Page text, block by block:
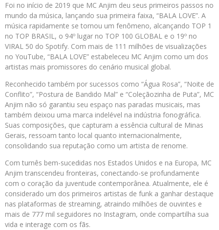
Foi no início de 2019 que MC Anjim deu seus primeiros passos no
mundo da música, lançando sua primeira faixa, “BALA LOVE”. A
música rapidamente se tornou um fenômeno, alcançando TOP 1
no TOP BRASIL, o 94º lugar no TOP 100 GLOBAL e o 19º no
VIRAL 50 do Spotify. Com mais de 111 milhões de visualizações
no YouTube, “BALA LOVE” estabeleceu MC Anjim como um dos
artistas mais promissores do cenário musical global.
Reconhecido também por sucessos como “Água Rosa”, “Noite de
Conflito”, “Postura de Bandido Mal” e “Coleçãozinha de Puta”, MC
Anjim não só garantiu seu espaço nas paradas musicais, mas
também deixou uma marca indelével na indústria fonográfica.
Suas composições, que capturam a essência cultural de Minas
Gerais, ressoam tanto local quanto internacionalmente,
consolidando sua reputação como um artista de renome.
Com turnês bem-sucedidas nos Estados Unidos e na Europa, MC
Anjim transcendeu fronteiras, conectando-se profundamente
com o coração da juventude contemporânea. Atualmente, ele é
considerado um dos primeiros artistas de funk a ganhar destaque
nas plataformas de streaming, atraindo milhões de ouvintes e
mais de 777 mil seguidores no Instagram, onde compartilha sua
vida e interage com os fãs.